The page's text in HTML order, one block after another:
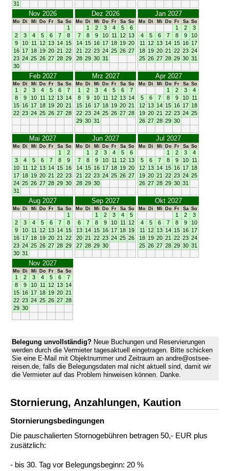
31
Nov 2026
Mo Di Mi Do Fr Sa So
1
2
3 4 5 6 7
8
9
10 11 12 13 14 15
16 17 18 19 20 21 22
23 24 25 26 27 28 29
30
Dez 2026
Mo Di Mi Do Fr Sa So
1 2 3 4 5
6
7
8 9 10 11 12 13
14 15 16 17 18 19 20
21 22 23 24 25 26 27
28 29 30 31
Jan 2027
Mo Di Mi Do Fr Sa So
1 2
3
4
5 6 7 8 9
10
11
12 13 14 15 16 17
18 19 20 21 22 23 24
25 26 27 28 29 30 31
Feb 2027
Mo Di Mi Do Fr Sa So
1 2 3 4 5 6
7
8
9 10 11 12 13 14
15 16 17 18 19 20 21
22 23 24 25 26 27 28
Mrz 2027
Mo Di Mi Do Fr Sa So
1 2 3 4 5 6
7
8
9 10 11 12 13 14
15 16 17 18 19 20 21
22 23 24 25 26 27 28
29 30 31
Apr 2027
Mo Di Mi Do Fr Sa So
1 2 3
4
5
6 7 8 9 10 11
12 13 14 15 16 17 18
19 20 21 22 23 24 25
26 27 28 29 30
Mai 2027
Mo Di Mi Do Fr Sa So
1
2
3
4 5 6 7 8
9
10 11 12 13 14 15 16
17 18 19 20 21 22 23
24 25 26 27 28 29 30
31
Jun 2027
Mo Di Mi Do Fr Sa So
1 2 3 4 5
6
7
8 9 10 11 12 13
14 15 16 17 18 19 20
21 22 23 24 25 26 27
28 29 30
Jul 2027
Mo Di Mi Do Fr Sa So
1 2 3
4
5
6 7 8 9 10 11
12 13 14 15 16 17 18
19 20 21 22 23 24 25
26 27 28 29 30 31
Aug 2027
Mo Di Mi Do Fr Sa So
1
2
3 4 5 6 7
8
9
10 11 12 13 14 15
16 17 18 19 20 21 22
23 24 25 26 27 28 29
30 31
Sep 2027
Mo Di Mi Do Fr Sa So
1 2 3 4
5
6
7 8 9 10 11
12
13 14 15 16 17 18 19
20 21 22 23 24 25 26
27 28 29 30
Okt 2027
Mo Di Mi Do Fr Sa So
1 2
3
4
5 6 7 8 9
10
11
12 13 14 15 16 17
18 19 20 21 22 23 24
25 26 27 28 29 30 31
Nov 2027
Mo Di Mi Do Fr Sa So
1 2 3 4 5 6
7
8
9 10 11 12 13 14
15 16 17 18 19 20 21
22 23 24 25 26 27 28
29 30
Belegung unvollständig? Neue Buchungen und Reservierungen
werden durch die Vermieter tagesaktuell eingetragen. Bitte schicken
Sie eine E-Mail mit Objektnummer und Zeitraum an andre@ostsee-
reisen.de, falls die Belegungsdaten mal nicht aktuell sind, damit wir
die Vermieter auf das Problem hinweisen können. Danke.
Stornierung, Anzahlungen, Kaution
Stornierungs­bedingungen
Die pauschalierten Stornogebühren betragen 50,- EUR plus
zusätzlich:
- bis 30. Tag vor Belegungsbeginn: 20 %